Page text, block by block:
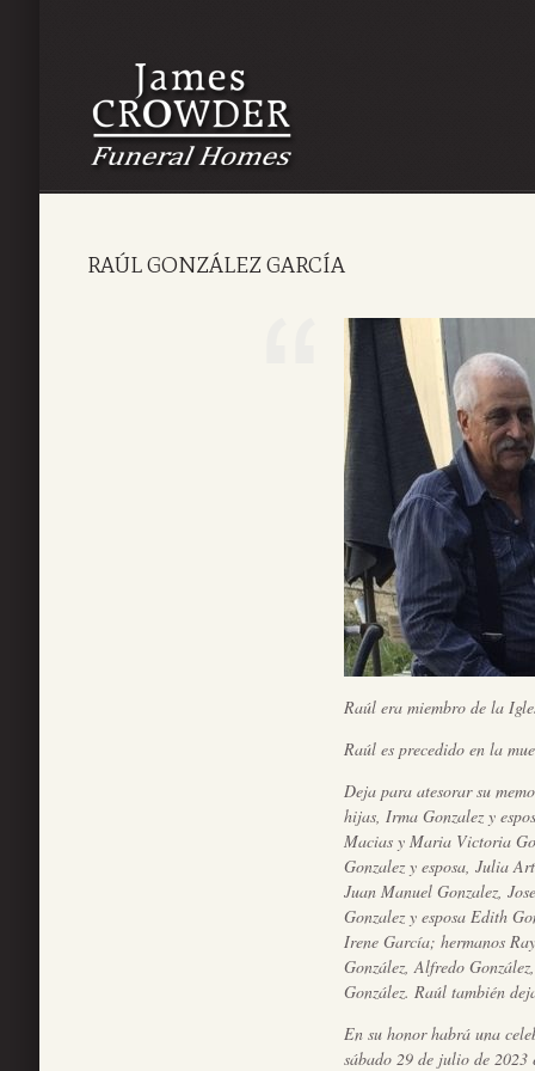
RAÚL GONZÁLEZ GARCÍA
Raúl era miembro de la
Raúl es precedido en la
Deja para atesorar su
hijas, Irma Gonzalez y
Macias y Maria Victoria
Gonzalez y esposa, Julia
Juan Manuel Gonzalez,
Gonzalez y esposa Edith
Irene García; hermanos
González, Alfredo
González. Raúl también
En su honor habrá una
sábado 29 de julio de 2023